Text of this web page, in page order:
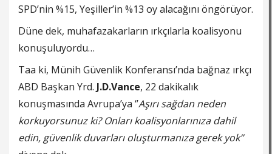
SPD’nin %15, Yeşiller’in %13 oy alacağını öngörüyor.
Düne dek, muhafazakarların ırkçılarla koalisyonu
konuşuluyordu…
Taa ki, Münih Güvenlik Konferansı’nda bağnaz ırkçı
ABD Başkan Yrd. J.D.Vance, 22 dakikalık
konuşmasında Avrupa’ya ‘’Aşırı sağdan neden
korkuyorsunuz ki? Onları koalisyonlarınıza dahil
edin, güvenlik duvarları oluşturmanıza gerek yok’’